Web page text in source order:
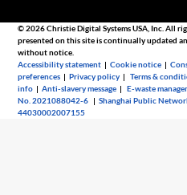
© 2026 Christie Digital Systems USA, Inc. All
presented on this site is continually updated
without notice.
Accessibility statement |Cookie notice |
preferences |Privacy policy |Terms &
info |Anti-slavery message |E-waste
No. 2021088042-6 |Shanghai Public
44030002007155